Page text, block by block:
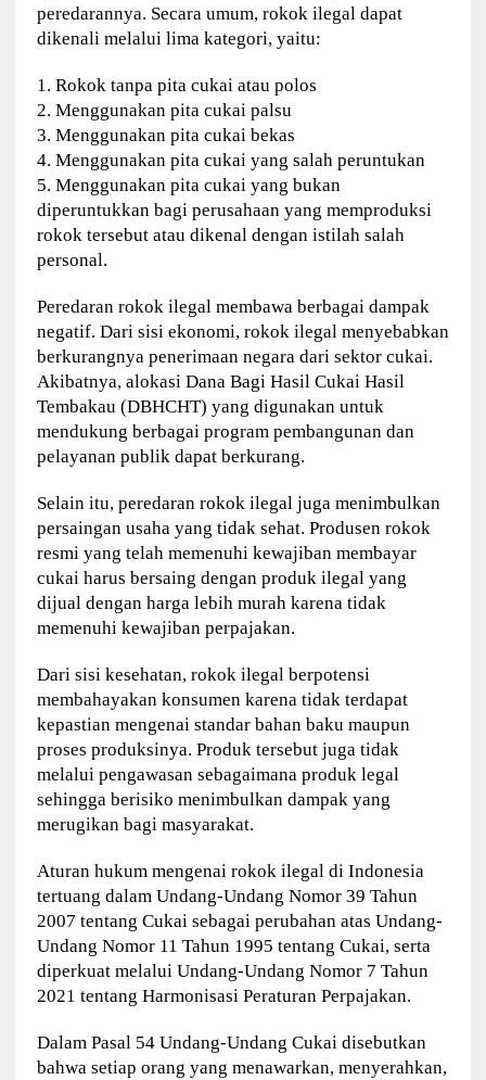
peredarannya. Secara umum, rokok ilegal dapat
dikenali melalui lima kategori, yaitu:
1. Rokok tanpa pita cukai atau polos
2. Menggunakan pita cukai palsu
3. Menggunakan pita cukai bekas
4. Menggunakan pita cukai yang salah peruntukan
5. Menggunakan pita cukai yang bukan
diperuntukkan bagi perusahaan yang memproduksi
rokok tersebut atau dikenal dengan istilah salah
personal.
Peredaran rokok ilegal membawa berbagai dampak
negatif. Dari sisi ekonomi, rokok ilegal menyebabkan
berkurangnya penerimaan negara dari sektor cukai.
Akibatnya, alokasi Dana Bagi Hasil Cukai Hasil
Tembakau (DBHCHT) yang digunakan untuk
mendukung berbagai program pembangunan dan
pelayanan publik dapat berkurang.
Selain itu, peredaran rokok ilegal juga menimbulkan
persaingan usaha yang tidak sehat. Produsen rokok
resmi yang telah memenuhi kewajiban membayar
cukai harus bersaing dengan produk ilegal yang
dijual dengan harga lebih murah karena tidak
memenuhi kewajiban perpajakan.
Dari sisi kesehatan, rokok ilegal berpotensi
membahayakan konsumen karena tidak terdapat
kepastian mengenai standar bahan baku maupun
proses produksinya. Produk tersebut juga tidak
melalui pengawasan sebagaimana produk legal
sehingga berisiko menimbulkan dampak yang
merugikan bagi masyarakat.
Aturan hukum mengenai rokok ilegal di Indonesia
tertuang dalam Undang-Undang Nomor 39 Tahun
2007 tentang Cukai sebagai perubahan atas Undang-
Undang Nomor 11 Tahun 1995 tentang Cukai, serta
diperkuat melalui Undang-Undang Nomor 7 Tahun
2021 tentang Harmonisasi Peraturan Perpajakan.
Dalam Pasal 54 Undang-Undang Cukai disebutkan
bahwa setiap orang yang menawarkan, menyerahkan,